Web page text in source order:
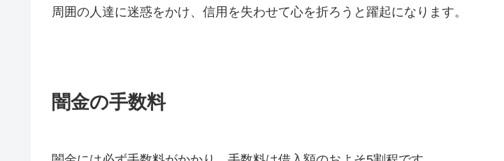
周囲の人達に迷惑をかけ、信用を失わせて心を折ろうと躍起になります。
闇金の手数料